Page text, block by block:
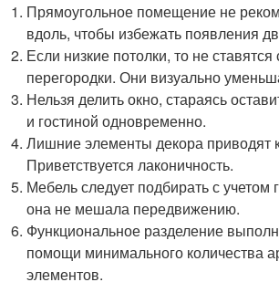
Прямоугольное помещение не
вдоль, чтобы избежать появления
Если низкие потолки, то не
перегородки. Они визуально
Нельзя делить окно, стараясь
и гостиной одновременно.
Лишние элементы декора приводят
Приветствуется лаконичность.
Мебель следует подбирать с учетом
она не мешала передвижению.
Функциональное разделение
помощи минимального количества
элементов.